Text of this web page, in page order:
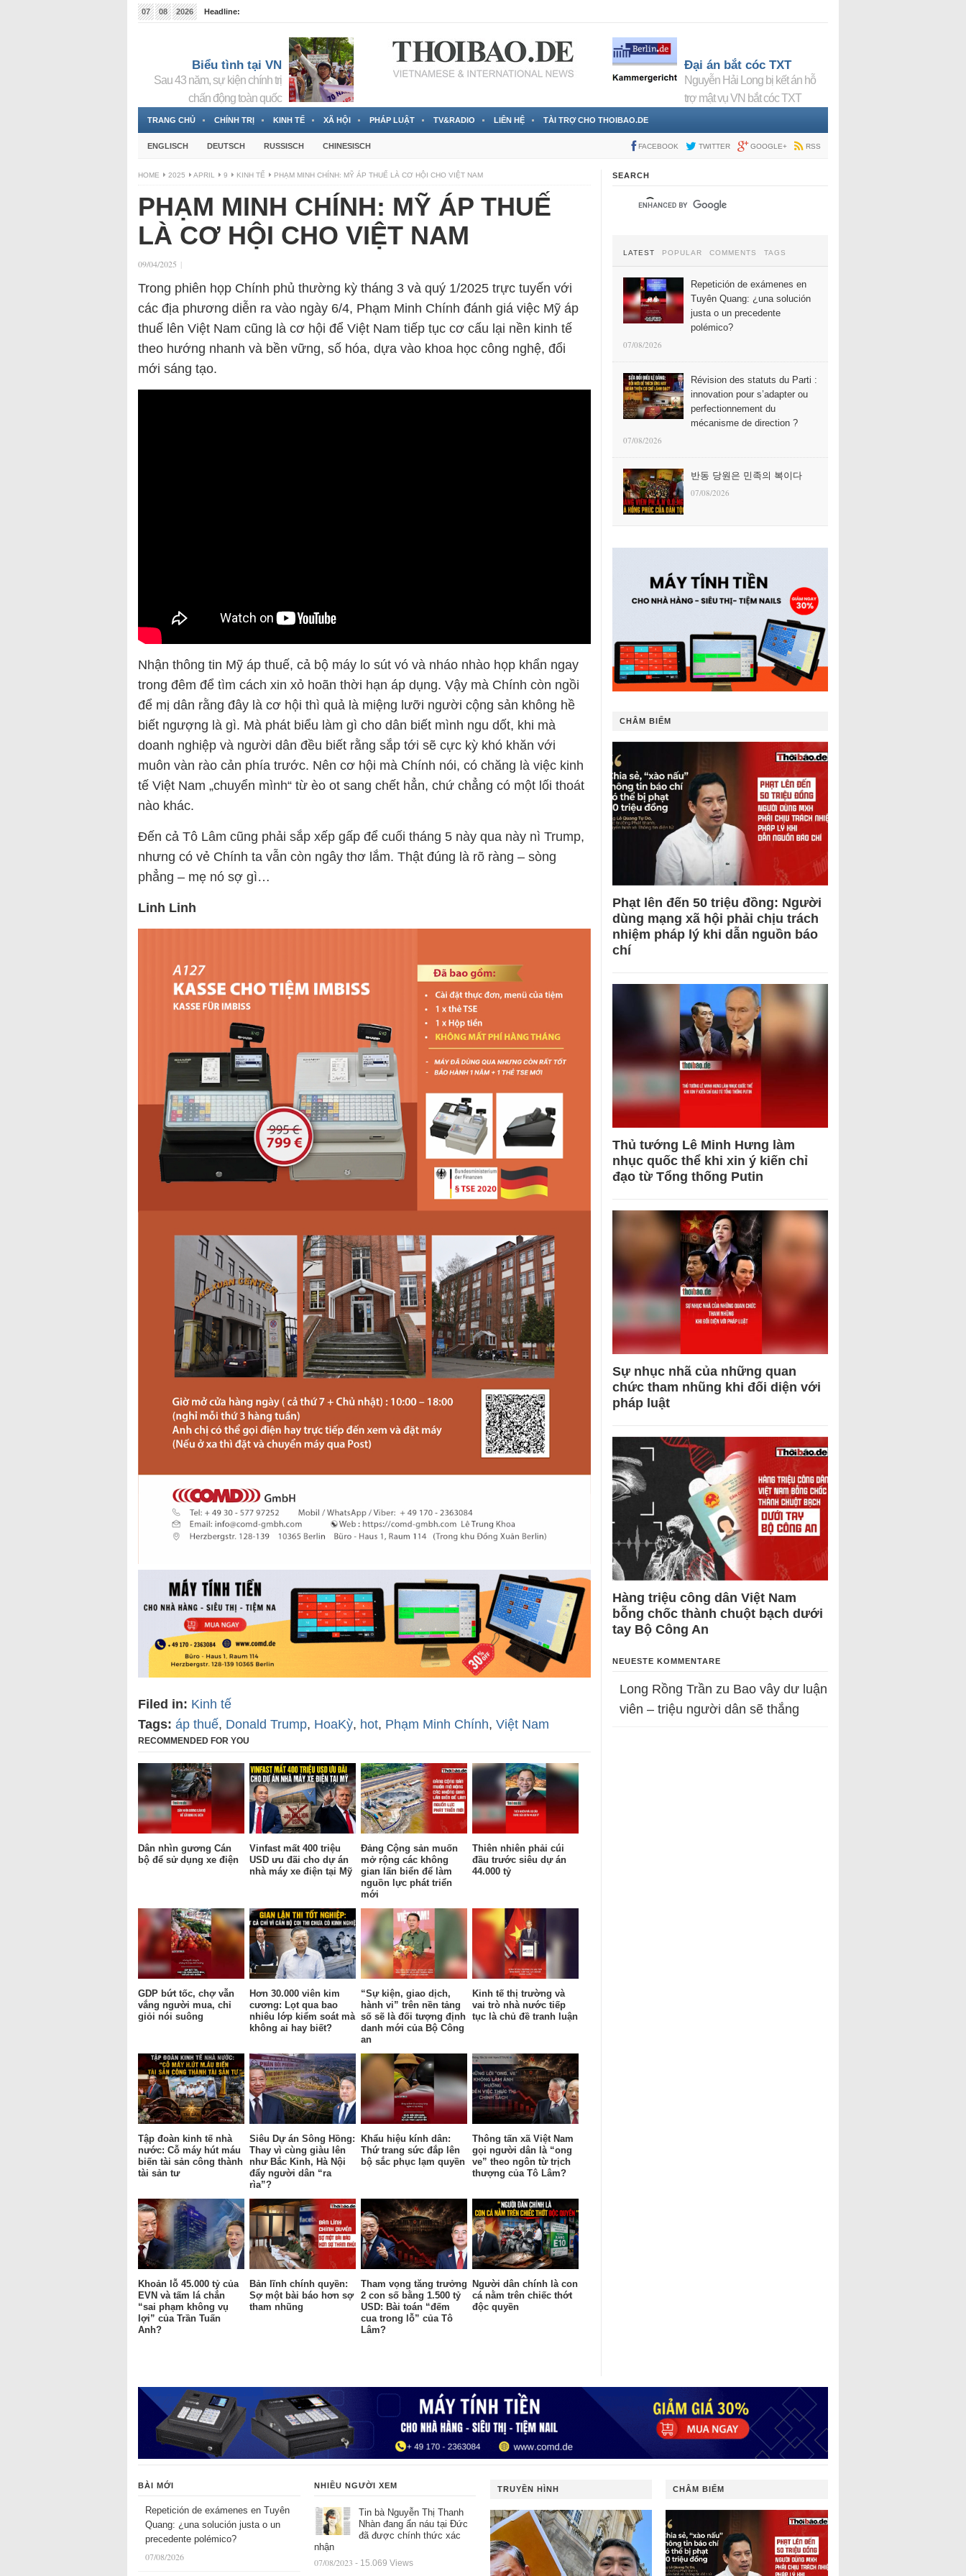
07 08 2026
Headline:
Biểu tình tại VN
Sau 43 năm, sự kiện chính trị
chấn động toàn quốc
Đại án bắt cóc TXT
Nguyễn Hải Long bị kết án hỗ
trợ mật vụ VN bắt cóc TXT
TRANG CHỦ CHÍNH TRỊ KINH TẾ XÃ HỘI PHÁP LUẬT TV&RADIO LIÊN HỆ TÀI TRỢ CHO THOIBAO.DE
ENGLISCH DEUTSCH RUSSISCH CHINESISCH FACEBOOK TWITTER GOOGLE+ RSS
HOME 2025 APRIL 9 KINH TẾ PHẠM MINH CHÍNH: MỸ ÁP THUẾ LÀ CƠ HỘI CHO VIỆT NAM
PHẠM MINH CHÍNH: MỸ ÁP THUẾ
LÀ CƠ HỘI CHO VIỆT NAM
09/04/2025 |
Trong phiên họp Chính phủ thường kỳ tháng 3 và quý 1/2025 trực tuyến với
các địa phương diễn ra vào ngày 6/4, Phạm Minh Chính đánh giá việc Mỹ áp
thuế lên Việt Nam cũng là cơ hội để Việt Nam tiếp tục cơ cấu lại nền kinh tế
theo hướng nhanh và bền vững, số hóa, dựa vào khoa học công nghệ, đổi
mới sáng tạo.
Nhận thông tin Mỹ áp thuế, cả bộ máy lo sút vó và nháo nhào họp khẩn ngay
trong đêm để tìm cách xin xỏ hoãn thời hạn áp dụng. Vậy mà Chính còn ngồi
để mị dân rằng đây là cơ hội thì quả là miệng lưỡi người cộng sản không hề
biết ngượng là gì. Mà phát biểu làm gì cho dân biết mình ngu dốt, khi mà
doanh nghiệp và người dân đều biết rằng sắp tới sẽ cực kỳ khó khăn với
muôn vàn rào cản phía trước. Nên cơ hội mà Chính nói, có chăng là việc kinh
tế Việt Nam „chuyển mình“ từ èo ot sang chết hẳn, chứ chẳng có một lối thoát
nào khác.
Đến cả Tô Lâm cũng phải sắp xếp gấp để cuối tháng 5 này qua này nì Trump,
nhưng có vẻ Chính ta vẫn còn ngây thơ lắm. Thật đúng là rõ ràng – sòng
phẳng – mẹ nó sợ gì…
Linh Linh
Filed in: Kinh tế
Tags: áp thuế, Donald Trump, HoaKỳ, hot, Phạm Minh Chính, Việt Nam
RECOMMENDED FOR YOU
Dân nhìn gương Cán
bộ để sử dụng xe điện
Vinfast mất 400 triệu
USD ưu đãi cho dự án
nhà máy xe điện tại Mỹ
Đảng Cộng sản muốn
mở rộng các không
gian lấn biển để làm
nguồn lực phát triển
mới
Thiên nhiên phải cúi
đầu trước siêu dự án
44.000 tỷ
GDP bứt tốc, chợ vẫn
vắng người mua, chỉ
giỏi nói suông
Hơn 30.000 viên kim
cương: Lọt qua bao
nhiêu lớp kiểm soát mà
không ai hay biết?
“Sự kiện, giao dịch,
hành vi” trên nền tảng
số sẽ là đối tượng định
danh mới của Bộ Công
an
Kinh tế thị trường và
vai trò nhà nước tiếp
tục là chủ đề tranh luận
Tập đoàn kinh tế nhà
nước: Cỗ máy hút máu
biến tài sản công thành
tài sản tư
Siêu Dự án Sông Hồng:
Thay vì cùng giàu lên
như Bắc Kinh, Hà Nội
đẩy người dân “ra
rìa”?
Khẩu hiệu kính dân:
Thứ trang sức đắp lên
bộ sắc phục lạm quyền
Thông tấn xã Việt Nam
gọi người dân là “ong
ve” theo ngôn từ trịch
thượng của Tô Lâm?
Khoản lỗ 45.000 tỷ của
EVN và tấm lá chắn
“sai phạm không vụ
lợi” của Trần Tuấn
Anh?
Bản lĩnh chính quyền:
Sợ một bài báo hơn sợ
tham nhũng
Tham vọng tăng trưởng
2 con số bằng 1.500 tỷ
USD: Bài toán “đếm
cua trong lỗ” của Tô
Lâm?
Người dân chính là con
cá nằm trên chiếc thớt
độc quyền
SEARCH
LATEST POPULAR COMMENTS TAGS
Repetición de exámenes en
Tuyên Quang: ¿una solución
justa o un precedente
polémico?
07/08/2026
Révision des statuts du Parti :
innovation pour s’adapter ou
perfectionnement du
mécanisme de direction ?
07/08/2026
반동 당원은 민족의 복이다
07/08/2026
CHÂM BIẾM
Phạt lên đến 50 triệu đồng: Người
dùng mạng xã hội phải chịu trách
nhiệm pháp lý khi dẫn nguồn báo
chí
Thủ tướng Lê Minh Hưng làm
nhục quốc thể khi xin ý kiến chỉ
đạo từ Tổng thống Putin
Sự nhục nhã của những quan
chức tham nhũng khi đối diện với
pháp luật
Hàng triệu công dân Việt Nam
bỗng chốc thành chuột bạch dưới
tay Bộ Công An
NEUESTE KOMMENTARE
Long Rồng Trần zu Bao vây dư luận
viên – triệu người dân sẽ thắng
BÀI MỚI
Repetición de exámenes en Tuyên
Quang: ¿una solución justa o un
precedente polémico?
07/08/2026
NHIỀU NGƯỜI XEM
Tin bà Nguyễn Thị Thanh
Nhàn đang ẩn náu tại Đức
đã được chính thức xác
nhận
07/08/2023 - 15.069 Views
TRUYỀN HÌNH CHÂM BIẾM